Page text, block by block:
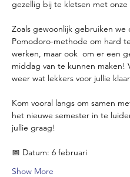
gezellig bij te kletsen met
Zoals gewoonlijk gebruiken we
Pomodoro-methode om hard
werken, maar ook  om er een
middag van te kunnen maken!
weer wat lekkers voor jullie
Kom vooral langs om samen
het nieuwe semester in te
jullie graag!
📅 Datum: 6 februari
Show More